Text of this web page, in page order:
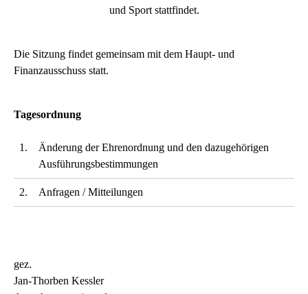
und Sport stattfindet.
Die Sitzung findet gemeinsam mit dem Haupt- und
Finanzausschuss statt.
Tagesordnung
1.
Änderung der Ehrenordnung und den dazugehörigen
Ausführungsbestimmungen
2. Anfragen / Mitteilungen
gez.
Jan-Thorben Kessler